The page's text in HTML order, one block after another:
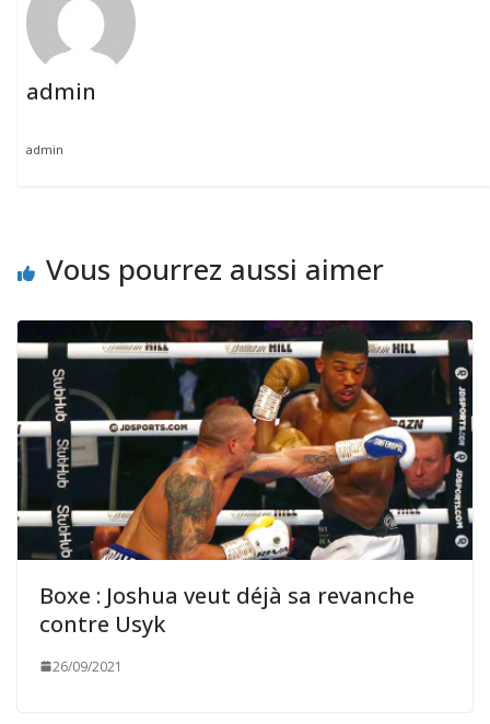
admin
admin
Vous pourrez aussi aimer
Boxe : Joshua veut déjà sa revanche
contre Usyk
26/09/2021